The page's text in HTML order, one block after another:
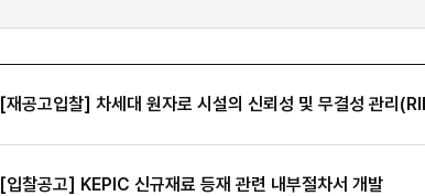
[재공고입찰] 차세대 원자로 시설의 신뢰성 및 무결성 관리
[입찰공고] KEPIC 신규재료 등재 관련 내부절차서 개발